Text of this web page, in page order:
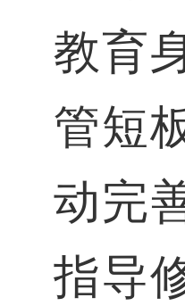
教育
管短
动完
指导